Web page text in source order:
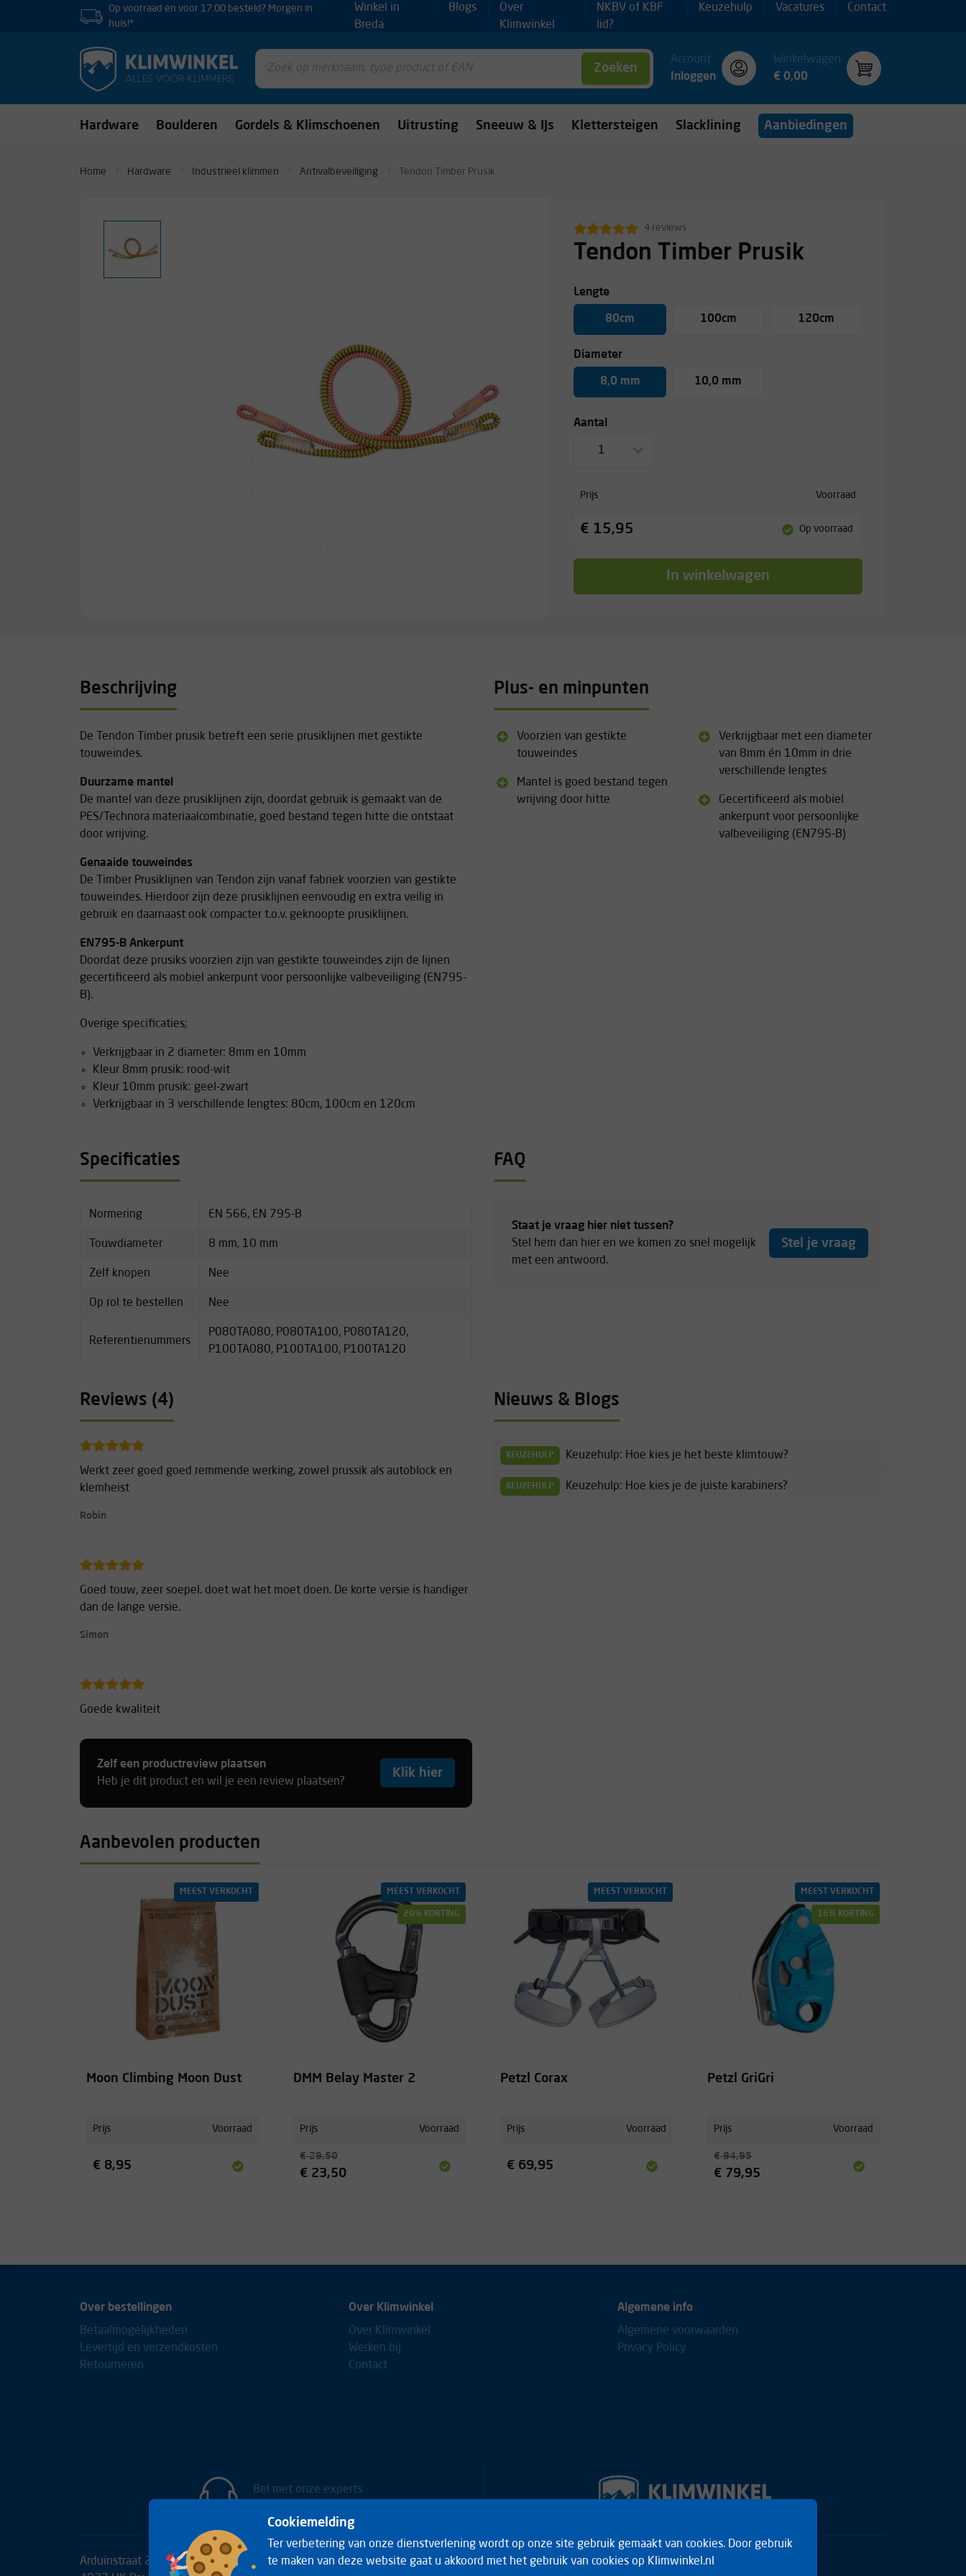
Op voorraad en voor 17:00 besteld? Morgen in
huis!*
Winkel in
Breda
Blogs
Over
Klimwinkel
NKBV of KBF
lid?
Keuzehulp Vacatures Contact
Zoeken
Account
Inloggen
Winkelwagen
€ 0,00
Hardware Boulderen Gordels & Klimschoenen Uitrusting Sneeuw & IJs Klettersteigen Slacklining Aanbiedingen
Home Hardware Industrieel klimmen Antivalbeveiliging Tendon Timber Prusik
4 reviews
Tendon Timber Prusik
Lengte
80cm 100cm 120cm
Diameter
8,0 mm 10,0 mm
Aantal
1
Prijs Voorraad
€ 15,95 Op voorraad
In winkelwagen
Beschrijving
De Tendon Timber prusik betreft een serie prusiklijnen met gestikte
touweindes.
Duurzame mantel
De mantel van deze prusiklijnen zijn, doordat gebruik is gemaakt van de
PES/Technora materiaalcombinatie, goed bestand tegen hitte die ontstaat
door wrijving.
Genaaide touweindes
De Timber Prusiklijnen van Tendon zijn vanaf fabriek voorzien van gestikte
touweindes. Hierdoor zijn deze prusiklijnen eenvoudig en extra veilig in
gebruik en daarnaast ook compacter t.o.v. geknoopte prusiklijnen.
EN795-B Ankerpunt
Doordat deze prusiks voorzien zijn van gestikte touweindes zijn de lijnen
gecertificeerd als mobiel ankerpunt voor persoonlijke valbeveiliging (EN795-
B).
Overige specificaties;
Verkrijgbaar in 2 diameter: 8mm en 10mm
Kleur 8mm prusik: rood-wit
Kleur 10mm prusik: geel-zwart
Verkrijgbaar in 3 verschillende lengtes: 80cm, 100cm en 120cm
Plus- en minpunten
Voorzien van gestikte
touweindes
Mantel is goed bestand tegen
wrijving door hitte
Verkrijgbaar met een diameter
van 8mm én 10mm in drie
verschillende lengtes
Gecertificeerd als mobiel
ankerpunt voor persoonlijke
valbeveiliging (EN795-B)
Specificaties
Normering EN 566, EN 795-B
Touwdiameter 8 mm, 10 mm
Zelf knopen Nee
Op rol te bestellen Nee
Referentienummers
P080TA080, P080TA100, P080TA120,
P100TA080, P100TA100, P100TA120
FAQ
Staat je vraag hier niet tussen?
Stel hem dan hier en we komen zo snel mogelijk
met een antwoord.
Stel je vraag
Reviews (4)
Werkt zeer goed goed remmende werking, zowel prussik als autoblock en
klemheist
Robin
Goed touw, zeer soepel. doet wat het moet doen. De korte versie is handiger
dan de lange versie.
Simon
Goede kwaliteit
goed
-
Zelf een productreview plaatsen
Heb je dit product en wil je een review plaatsen?
Klik hier
Nieuws & Blogs
KEUZEHULP Keuzehulp: Hoe kies je het beste klimtouw?
KEUZEHULP Keuzehulp: Hoe kies je de juiste karabiners?
Aanbevolen producten
MEEST VERKOCHT
Moon Climbing Moon Dust
Prijs Voorraad
€ 8,95
MEEST VERKOCHT
20% KORTING
DMM Belay Master 2
Prijs Voorraad
€ 29,50
€ 23,50
MEEST VERKOCHT
Petzl Corax
Prijs Voorraad
€ 69,95
MEEST VERKOCHT
16% KORTING
Petzl GriGri
Prijs Voorraad
€ 94,95
€ 79,95
Over bestellingen
Betaalmogelijkheden
Levertijd en verzendkosten
Retourneren
Over Klimwinkel
Over Klimwinkel
Werken bij
Contact
Algemene info
Algemene voorwaarden
Privacy Policy
Bel met onze experts
Arduinstraat 20
Telefoon:
+31(0)85 0653688
Cookiemelding
Ter verbetering van onze dienstverlening wordt op onze site gebruik gemaakt van cookies. Door gebruik
te maken van deze website gaat u akkoord met het gebruik van cookies op Klimwinkel.nl